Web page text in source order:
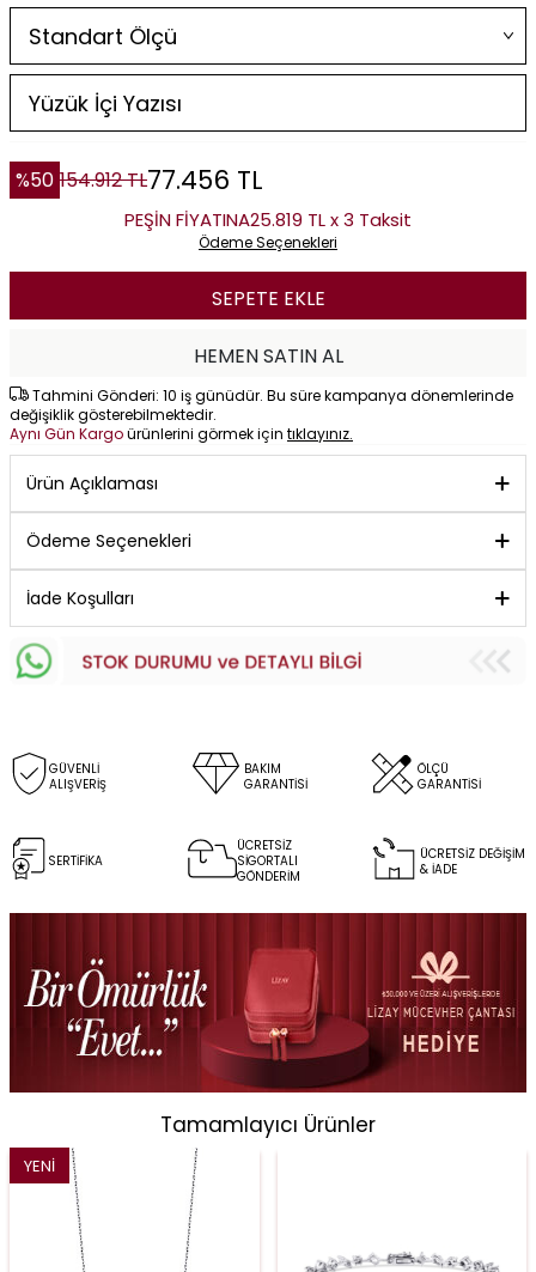
%50 154.912TL77.456 TL
PEŞİN FİYATINA25.819 TL x 3 Taksit
Ödeme Seçenekleri
SEPETE EKLE
HEMEN SATIN AL
Tahmini Gönderi: 10 iş günüdür. Bu süre kampanya dönemlerinde
değişiklik gösterebilmektedir.
Aynı Gün Kargoürünlerini görmek için tıklayınız.
Ürün Açıklaması
Ödeme Seçenekleri
İade Koşulları
GÜVENLİ
ALIŞVERİŞ
BAKIM
GARANTİSİ
ÖLÇÜ
GARANTİSİ
SERTİFİKA
ÜCRETSİZ
SİGORTALI
GÖNDERİM
ÜCRETSİZ DEĞİŞİM
& İADE
Tamamlayıcı Ürünler
YENI